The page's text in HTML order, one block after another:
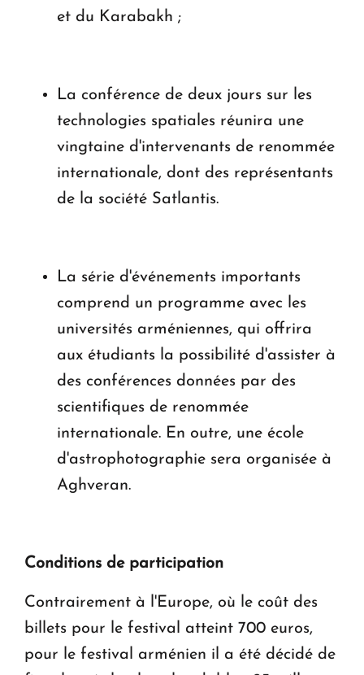
et du Karabakh ;
La conférence de deux jours sur les
technologies spatiales réunira une
vingtaine d'intervenants de renommée
internationale, dont des représentants
de la société Satlantis.
La série d'événements importants
comprend un programme avec les
universités arméniennes, qui offrira
aux étudiants la possibilité d'assister à
des conférences données par des
scientifiques de renommée
internationale. En outre, une école
d'astrophotographie sera organisée à
Aghveran.
Conditions de participation
Contrairement à l'Europe, où le coût des
billets pour le festival atteint 700 euros,
pour le festival arménien il a été décidé de